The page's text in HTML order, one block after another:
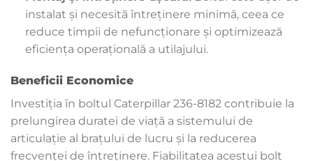
instalat și necesită întreținere minimă, ceea ce
reduce timpii de nefuncționare și optimizează
eficiența operațională a utilajului.
Beneficii Economice
Investiția în boltul Caterpillar 236-8182 contribuie la
prelungirea duratei de viață a sistemului de
articulație al brațului de lucru și la reducerea
frecvenței de întreținere. Fiabilitatea acestui bolt